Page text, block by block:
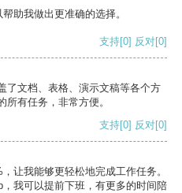
助我做出更准确的选择。
支持[0] 反对[0]
了文档、表格、演示文稿等各个方
有任务，非常方便。
支持[0] 反对[0]
让我能够更轻松地完成工作任务。
我可以提前下班，有更多的时间陪